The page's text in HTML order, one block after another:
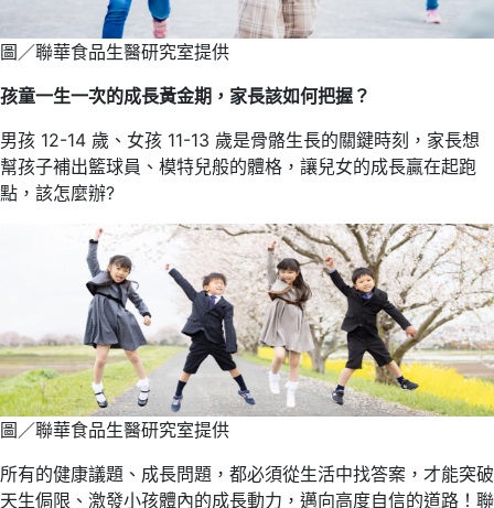
圖／聯華食品生醫研究室提供
孩童一生一次的成長黃金期，家長該如何把握？
男孩 12-14 歲、女孩 11-13 歲是骨骼生長的關鍵時刻，家長想
幫孩子補出籃球員、模特兒般的體格，讓兒女的成長贏在起跑
點，該怎麼辦?
圖／聯華食品生醫研究室提供
所有的健康議題、成長問題，都必須從生活中找答案，才能突破
天生侷限、激發小孩體內的成長動力，邁向高度自信的道路！聯